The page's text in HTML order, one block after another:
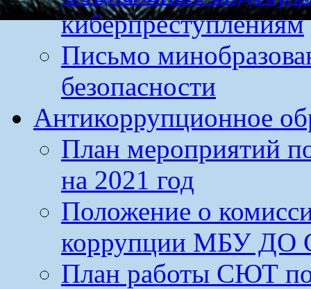
киберпреступлениям
Письмо
безопасности
Антикоррупционное
План мероприятий
на 2021 год
Положение о
коррупции МБУ ДО
План работы СЮТ